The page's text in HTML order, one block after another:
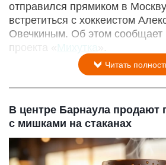
отправился прямиком в
встретиться с хоккеистом
Овечкиным. Об этом сообщает
проекта « Михутка
Читать
В центре Барнаула продают
с мишками на стаканах